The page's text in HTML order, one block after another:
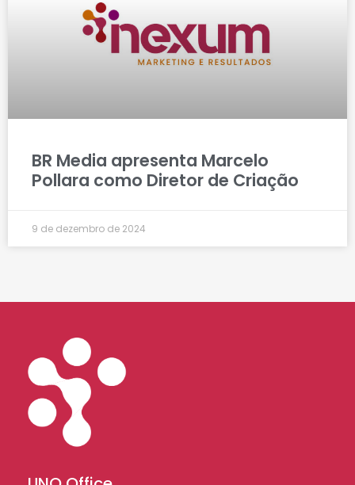
BR Media apresenta Marcelo
Pollara como Diretor de Criação
9 de dezembro de 2024